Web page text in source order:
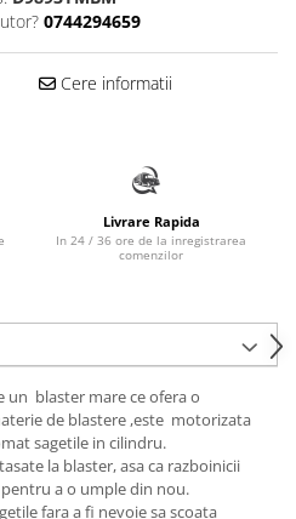
0744294659
Cere informatii
Livrare Rapida
In 24 / 36 ore de la inregistrarea
comenzilor
un blaster mare ce ofera o
de blastere ,este motorizata
sagetile in cilindru.
la blaster, asa ca razboinicii
a o umple din nou.
fara a fi nevoie sa scoata